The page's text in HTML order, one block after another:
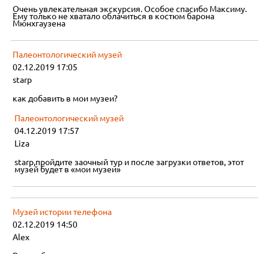
Очень увлекательная экскурсия. Особое спасибо Максиму.
Ему только не хватало облачиться в костюм барона
Мюнхгаузена
Палеонтологический музей
02.12.2019 17:05
starp
как добавить в мои музеи?
Палеонтологический музей
04.12.2019 17:57
Liza
starp,пройдите заочный тур и после загрузки ответов, этот
музей будет в «мои музеи»
Музей истории телефона
02.12.2019 14:50
Alex